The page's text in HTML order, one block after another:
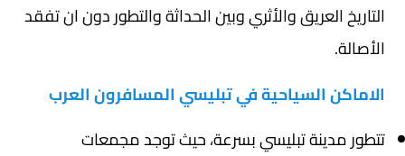
التاريخ العريق والأثري وبين الحداثة والتطور دون ان تفقد
الأصالة.
الاماكن السياحية في تبليسي المسافرون العرب
تتطور مدينة تبليسي بسرعة، حيث توجد مجمعات